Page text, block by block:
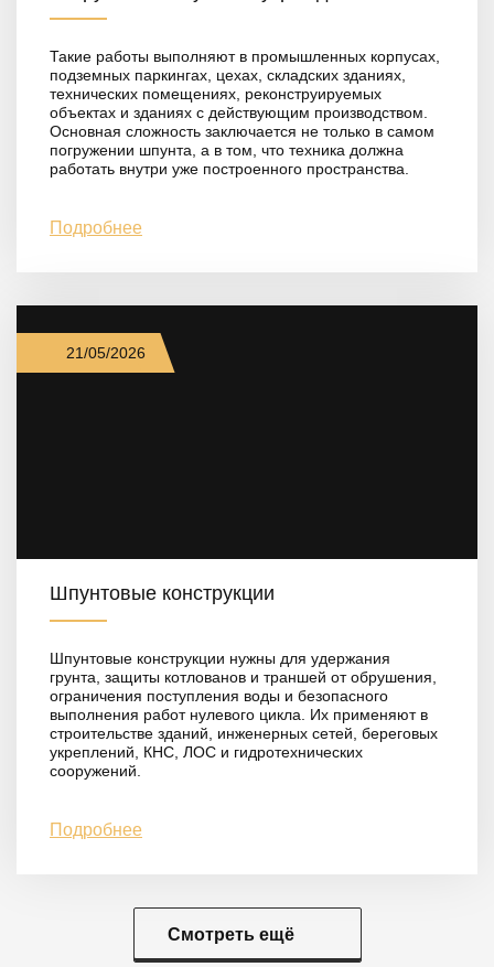
Такие работы выполняют в промышленных корпусах,
подземных паркингах, цехах, складских зданиях,
технических помещениях, реконструируемых
объектах и зданиях с действующим производством.
Основная сложность заключается не только в самом
погружении шпунта, а в том, что техника должна
работать внутри уже построенного пространства.
Подробнее
21/05/2026
Шпунтовые конструкции
Шпунтовые конструкции нужны для удержания
грунта, защиты котлованов и траншей от обрушения,
ограничения поступления воды и безопасного
выполнения работ нулевого цикла. Их применяют в
строительстве зданий, инженерных сетей, береговых
укреплений, КНС, ЛОС и гидротехнических
сооружений.
Подробнее
Смотреть ещё